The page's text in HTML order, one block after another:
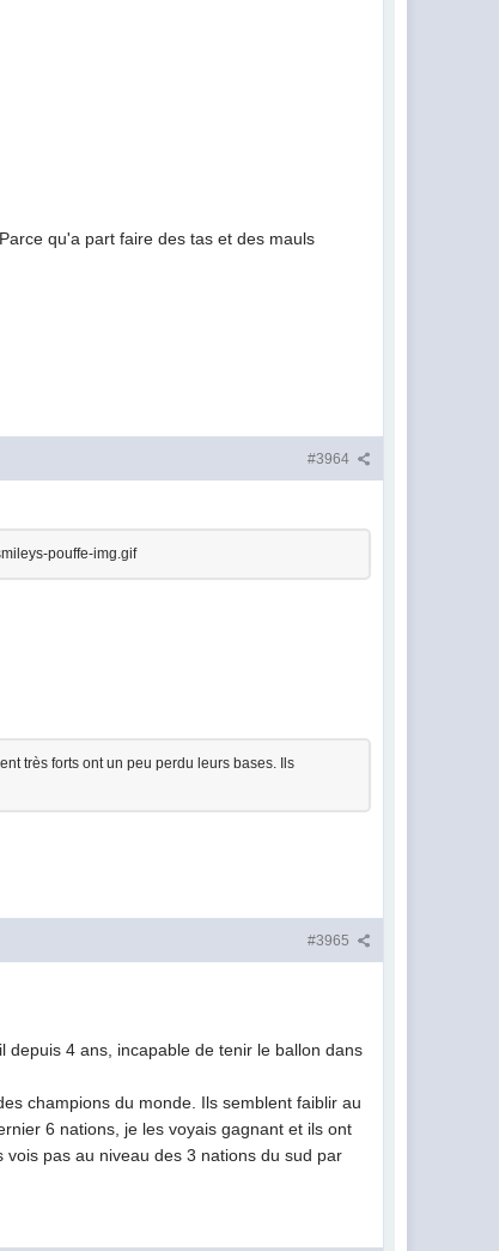
qu'a part faire des tas et des mauls
#3964
très forts ont un peu perdu leurs bases. Ils
#3965
4 ans, incapable de tenir le ballon dans
champions du monde. Ils semblent faiblir au
6 nations, je les voyais gagnant et ils ont
pas au niveau des 3 nations du sud par